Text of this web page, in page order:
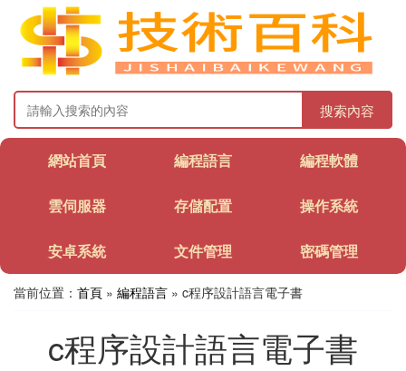
搜索內容
網站首頁 編程語言 編程軟體
雲伺服器 存儲配置 操作系統
安卓系統 文件管理 密碼管理
當前位置： 首頁 » 編程語言 » c程序設計語言電子書
c程序設計語言電子書